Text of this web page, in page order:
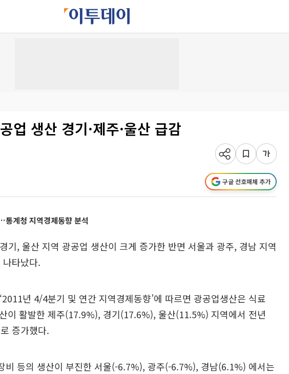
업 생산 경기·제주·울산 급감
구글 선호매체 추가
계청 지역경제동향 분석
기, 울산 지역 광공업 생산이 크게 증가한 반면 서울과 광주, 경남 지역
타났다.
년 4/4분기 및 연간 지역경제동향’에 따르면 광공업생산은 식료
이 활발한 제주(17.9%), 경기(17.6%), 울산(11.5%) 지역에서 전년
증가했다.
비 등의 생산이 부진한 서울(-6.7%), 광주(-6.7%), 경남(6.1%) 에서는